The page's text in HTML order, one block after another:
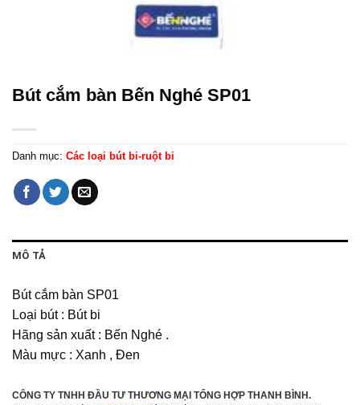
Bút cắm bàn Bến Nghé SP01
Danh mục: Các loại bút bi-ruột bi
MÔ TẢ
Bút cắm bàn SP01
Loại bút : Bút bi
Hãng sản xuất : Bến Nghé .
Màu mực : Xanh , Đen
CÔNG TY TNHH ĐẦU TƯ THƯƠNG MẠI TỔNG HỢP THANH BÌNH.